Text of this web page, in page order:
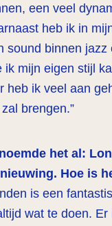
een veel
heb ik in
sound binnen
ik mijn eigen stijl
heb ik veel aan
brengen.”
het al:
Hoe is
is een
wat te doen.